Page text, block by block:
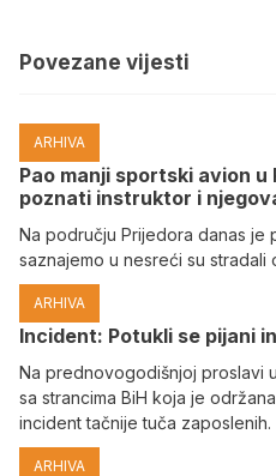
Povezane vijesti
ARHIVA
Pao manji sportski avion
poznati instruktor i
Na području Prijedora danas je
saznajemo u nesreći su stradali
ARHIVA
Incident: Potukli se pijani
Na prednovogodišnjoj proslavi
sa strancima BiH koja je
incident tačnije tuča zaposlenih.
ARHIVA